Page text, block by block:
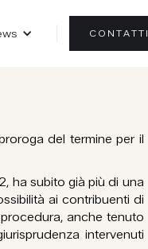
CONTATTI
del termine per il
ha subito già più di una
ai contribuenti di
anche tenuto
intervenuti